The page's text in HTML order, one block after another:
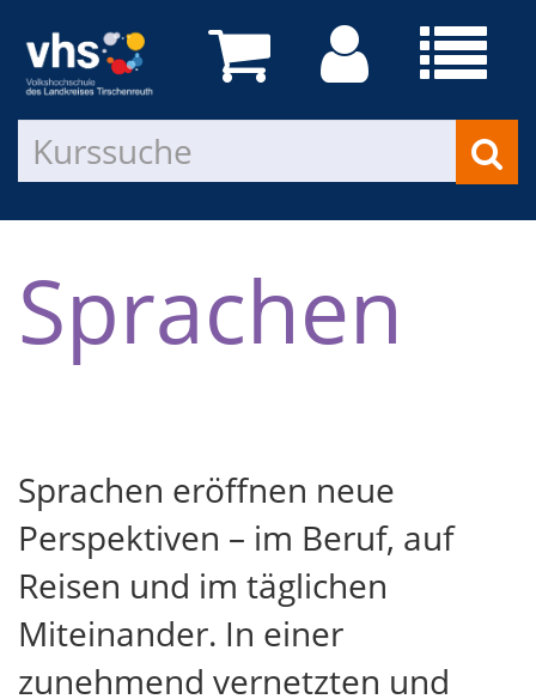
Sprachen
Sprachen eröffnen neue
Perspektiven – im Beruf, auf
Reisen und im täglichen
Miteinander. In einer
zunehmend vernetzten und